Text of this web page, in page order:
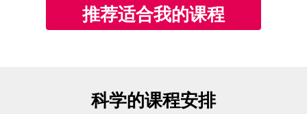
推荐适合我的课程
科学的课程安排